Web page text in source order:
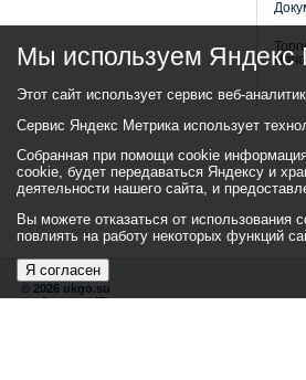
© 2026 ukgo.su
ул. Ленина, 47а
Мы используем Яндекс
Этот сайт использует сервис веб-
Сервис Яндекс Метрика использует
Собранная при помощи cookie
cookie, будет передаваться Яндексу и
деятельности нашего сайта, и
Вы можете отказаться от
повлиять на работу некоторых функций
Я согласен